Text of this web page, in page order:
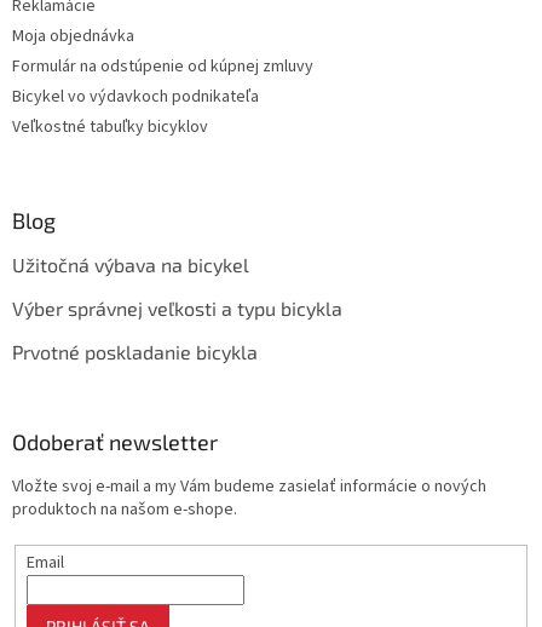
Reklamácie
Moja objednávka
Formulár na odstúpenie od kúpnej zmluvy
Bicykel vo výdavkoch podnikateľa
Veľkostné tabuľky bicyklov
Blog
Užitočná výbava na bicykel
Výber správnej veľkosti a typu bicykla
Prvotné poskladanie bicykla
Odoberať newsletter
Vložte svoj e-mail a my Vám budeme zasielať informácie o nových
produktoch na našom e-shope.
Email